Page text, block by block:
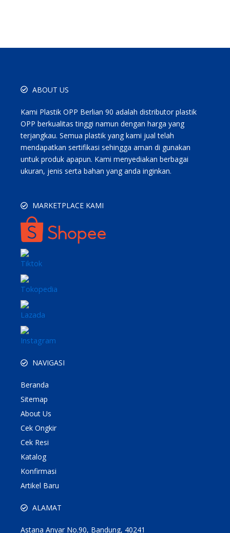
ABOUT US
Kami Plastik OPP Berlian 90 adalah distributor plastik
OPP berkualitas tinggi namun dengan harga yang
terjangkau. Semua plastik yang kami jual telah
mendapatkan sertifikasi sehingga aman di gunakan
untuk produk apapun. Kami menyediakan berbagai
ukuran, jenis serta bahan yang anda inginkan.
MARKETPLACE KAMI
NAVIGASI
Beranda
Sitemap
About Us
Cek Ongkir
Cek Resi
Katalog
Konfirmasi
Artikel Baru
ALAMAT
Astana Anyar No.90, Bandung, 40241